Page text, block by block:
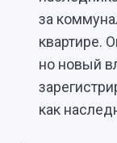
за
квартире.
но новый
как